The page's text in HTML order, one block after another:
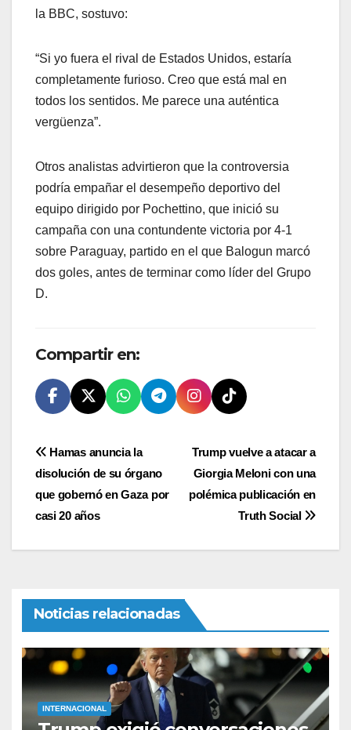
la BBC, sostuvo:
“Si yo fuera el rival de Estados Unidos, estaría
completamente furioso. Creo que está mal en
todos los sentidos. Me parece una auténtica
vergüenza”.
Otros analistas advirtieron que la controversia
podría empañar el desempeño deportivo del
equipo dirigido por Pochettino, que inició su
campaña con una contundente victoria por 4-1
sobre Paraguay, partido en el que Balogun marcó
dos goles, antes de terminar como líder del Grupo
D.
Compartir en:
Navegación
de
entradas
Trump vuelve a atacar a
Giorgia Meloni con una
polémica publicación en
Truth Social
Hamas anuncia la
disolución de su órgano
que gobernó en Gaza por
casi 20 años
Noticias relacionadas
INTERNACIONAL